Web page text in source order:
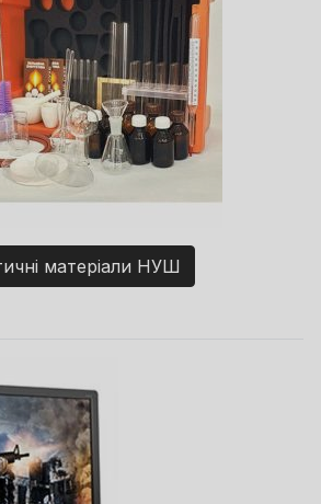
матеріали НУШ
GmbH
& Support